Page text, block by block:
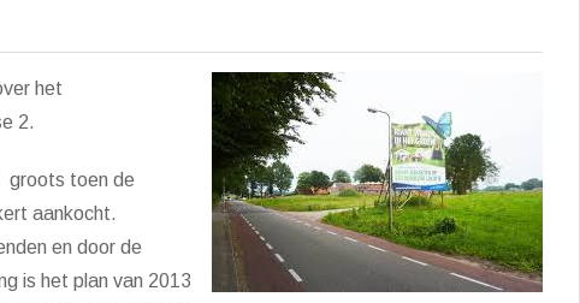
het
2.
groots toen de
aankocht.
en door de
is het plan van 2013